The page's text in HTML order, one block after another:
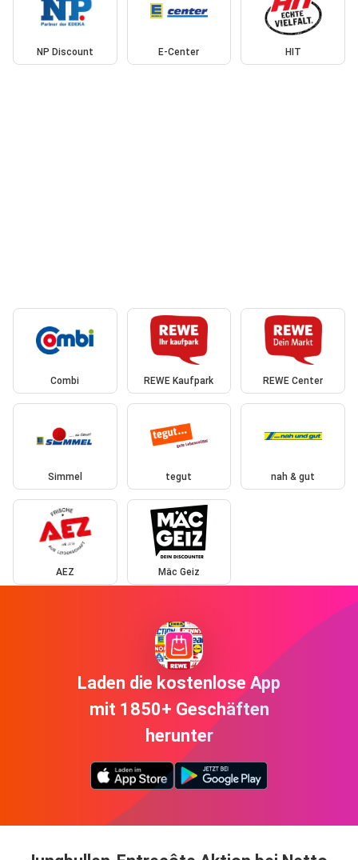
NP Discount E-Center HIT
Combi REWE Kaufpark REWE Center
Simmel tegut nah & gut
AEZ Mäc Geiz
Laden die kostenlose App
mit 1850+ Geschäften
herunter